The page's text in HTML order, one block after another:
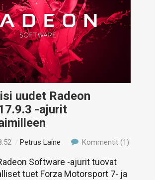
uudet Radeon
-ajurit
/ Petrus Laine Kommentit (1)
Software -ajurit tuovat
tuet Forza Motorsport 7- ja